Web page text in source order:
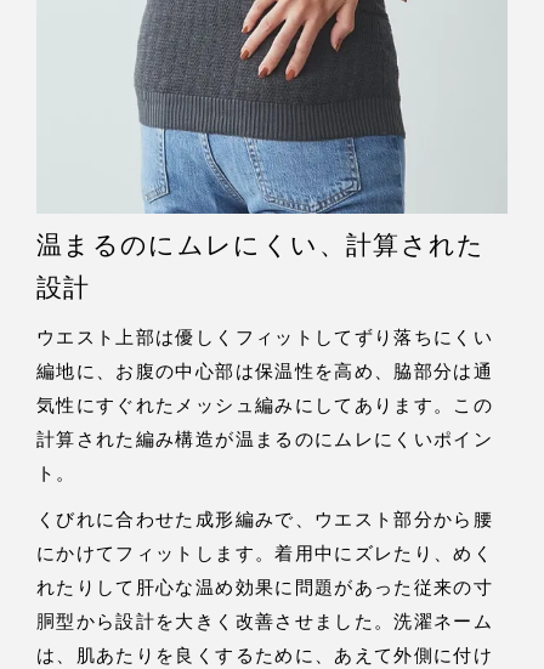
温まるのにムレにくい、計算された
設計
ウエスト上部は優しくフィットしてずり落ちにくい
編地に、お腹の中心部は保温性を高め、脇部分は通
気性にすぐれたメッシュ編みにしてあります。この
計算された編み構造が温まるのにムレにくいポイン
ト。
くびれに合わせた成形編みで、ウエスト部分から腰
にかけてフィットします。着用中にズレたり、めく
れたりして肝心な温め効果に問題があった従来の寸
胴型から設計を大きく改善させました。洗濯ネーム
は、肌あたりを良くするために、あえて外側に付け